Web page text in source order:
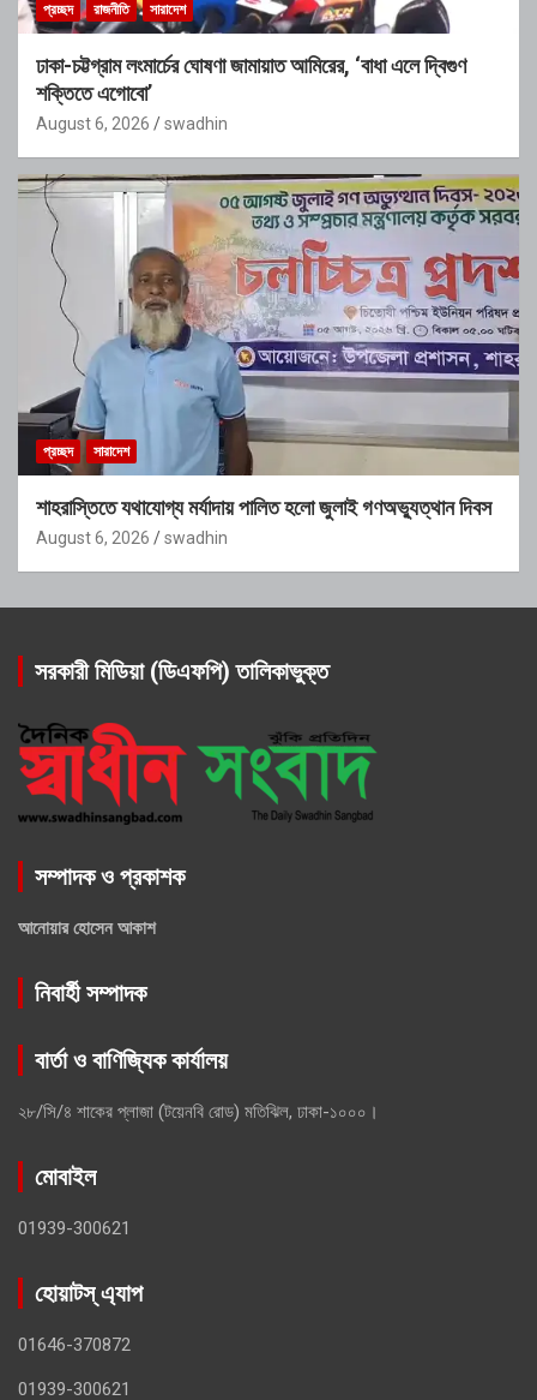
প্রচ্ছদ রাজনীতি সারাদেশ
ঢাকা-চট্টগ্রাম লংমার্চের ঘোষণা জামায়াত আমিরের, ‘বাধা এলে দ্বিগুণ
শক্তিতে এগোবো’
August 6, 2026 swadhin
প্রচ্ছদ সারাদেশ
শাহরাস্তিতে যথাযোগ্য মর্যাদায় পালিত হলো জুলাই গণঅভ্যুত্থান দিবস
August 6, 2026 swadhin
সরকারী মিডিয়া (ডিএফপি) তালিকাভুক্ত
সম্পাদক ও প্রকাশক
আনোয়ার হোসেন আকাশ
নিবার্হী সম্পাদক
বার্তা ও বাণিজ্যিক কার্যালয়
২৮/সি/৪ শাকের প্লাজা (টয়েনবি রোড) মতিঝিল, ঢাকা-১০০০।
মোবাইল
01939-300621
হোয়াটস্ এ্যাপ
01646-370872
01939-300621